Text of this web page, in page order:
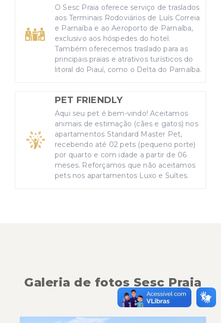
O Sesc Praia oferece serviço de traslados
aos Terminais Rodoviários de Luís Correia
e Parnaíba e ao Aeroporto de Parnaíba,
exclusivo aos hóspedes do hotel.
Também oferecemos traslado para as
principais praias e atrativos turísticos do
litoral do Piauí, como o Delta do Parnaíba.
PET FRIENDLY
Aqui seu pet é bem-vindo! Aceitamos
animais de estimação (cães e gatos) nos
apartamentos Standard Master Pet,
recebendo até 02 pets (pequeno porte)
por quarto e com idade a partir de 06
meses. Reforçamos que não aceitamos
pets nos apartamentos Luxo e Suítes.
Galeria de fotos Sesc Praia